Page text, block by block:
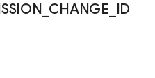
CHANGE ID